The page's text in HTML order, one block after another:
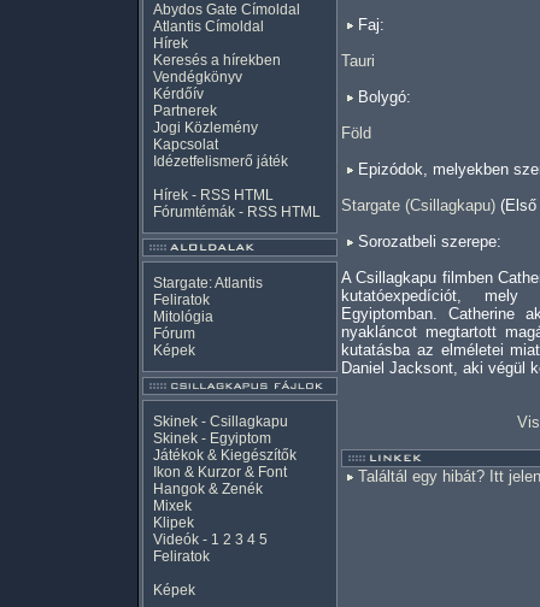
Abydos Gate Címoldal
Atlantis Címoldal
Hírek
Keresés a hírekben
Vendégkönyv
Kérdőív
Partnerek
Jogi Közlemény
Kapcsolat
Idézetfelismerő játék
Hírek - RSS HTML
Fórumtémák - RSS HTML
Stargate: Atlantis
Feliratok
Mitológia
Fórum
Képek
Skinek - Csillagkapu
Skinek - Egyiptom
Játékok & Kiegészítők
Ikon & Kurzor & Font
Hangok & Zenék
Mixek
Klipek
Videók - 1 2 3 4 5
Feliratok
Képek
Faj:
Tauri
Bolygó:
Föld
Epizódok, melyekben
Stargate (Csillagkapu) (Első
Sorozatbeli szerepe:
A Csillagkapu filmben
kutatóexpedíciót,
Egyiptomban.
nyakláncot megtartott
kutatásba az elméletei
Daniel Jacksont, aki végül
Találtál egy hibát? Itt